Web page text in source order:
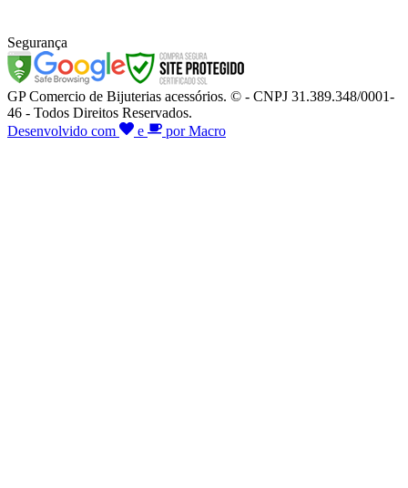
Segurança
GP Comercio de Bijuterias acessórios. © - CNPJ 31.389.348/0001-
46 - Todos Direitos Reservados.
Desenvolvido com
e por Macro